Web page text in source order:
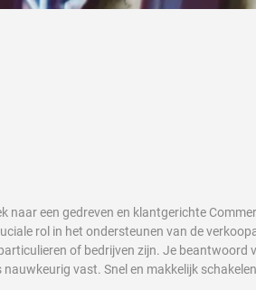
een gedreven en klantgerichte
rol in het ondersteunen van de
of bedrijven zijn. Je
vast. Snel en makkelijk